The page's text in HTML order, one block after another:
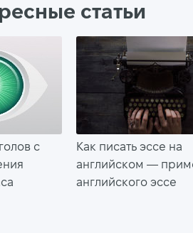
статьи
с
Как писать эссе на
английском —
английского эссе